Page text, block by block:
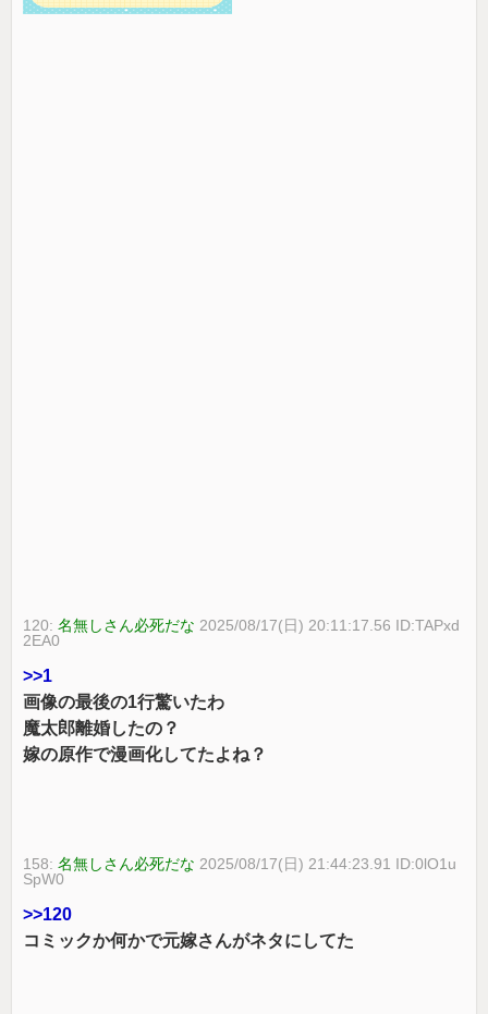
120:名無しさん必死だな 2025/08/17(日) 20:11:17.56 ID:TAPxd
2EA0
>>1
画像の最後の1行驚いたわ
魔太郎離婚したの？
嫁の原作で漫画化してたよね？
158:名無しさん必死だな 2025/08/17(日) 21:44:23.91 ID:0lO1u
SpW0
>>120
コミックか何かで元嫁さんがネタにしてた